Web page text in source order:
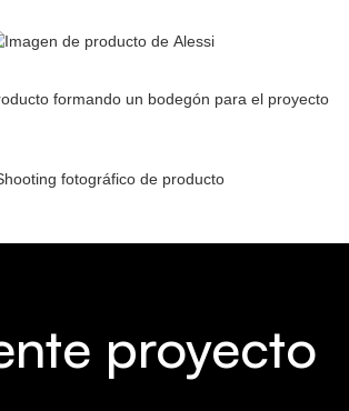
proyecto